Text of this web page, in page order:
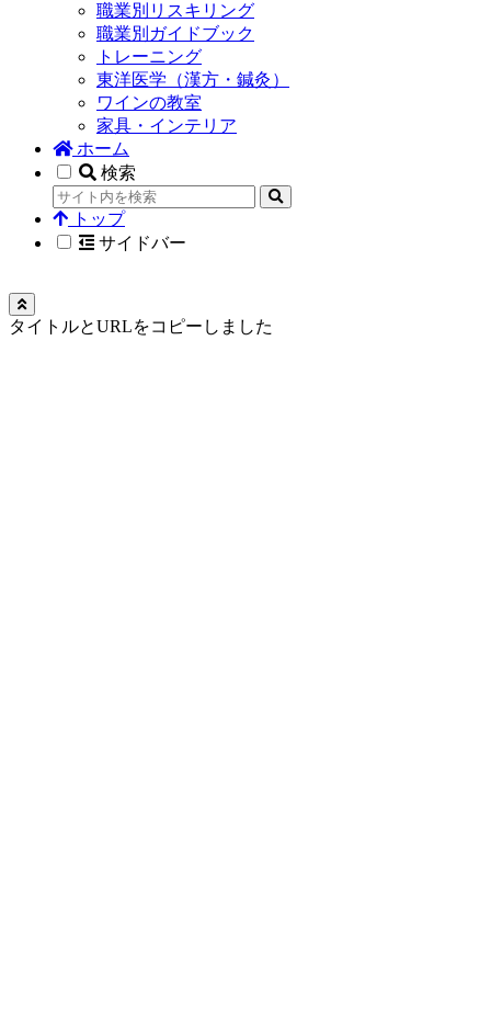
職業別リスキリング
職業別ガイドブック
トレーニング
東洋医学（漢方・鍼灸）
ワインの教室
家具・インテリア
ホーム
検索
トップ
サイドバー
タイトルとURLをコピーしました